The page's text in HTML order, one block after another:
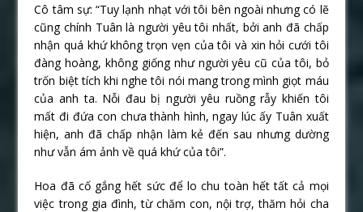
Cô tâm sự: “Tuy lạnh nhạt với tôi bên ngoài nhưng có lẽ
cũng chính Tuân là người yêu tôi nhất, bởi anh đã chấp
nhận quá khứ không trọn vẹn của tôi và xin hỏi cưới tôi
đàng hoàng, không giống như người yêu cũ của tôi, bỏ
trốn biệt tích khi nghe tôi nói mang trong mình giọt máu
của anh ta. Nỗi đau bị người yêu ruồng rẫy khiến tôi
mất đi đứa con chưa thành hình, ngay lúc ấy Tuân xuất
hiện, anh đã chấp nhận làm kẻ đến sau nhưng dường
như vẫn ám ảnh về quá khứ của tôi”.
Hoa đã cố gắng hết sức để lo chu toàn hết tất cả mọi
việc trong gia đình, từ chăm con, nội trợ, thăm hỏi cha